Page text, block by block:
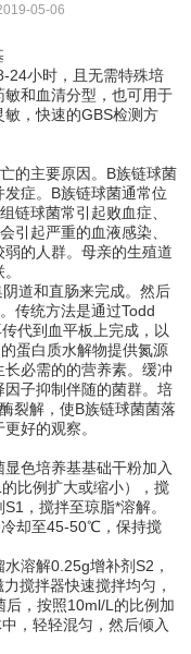
05-06
24小时，且无需特殊培
和血清分型，也可用于
，快速的GBS检测方
的主要原因。B族链球菌
症。B族链球菌通常位
链球菌常引起败血症、
引起严重的血液感染、
的人群。母亲的生殖道
道和直肠来完成。然后
传统方法是通过Todd
代到血平板上完成，以
蛋白质水解物提供氮源
必需的的营养素。缓冲
子抑制伴随的菌群。培
裂解，使B族链球菌菌落
好的观察。
色培养基基础干粉加入
比例扩大或缩小），搅
，搅拌至琼脂*溶解。
却至45-50℃，保持搅
溶解0.25g增补剂S2，
搅拌器快速搅拌均匀，
后，按照10ml/L的比例加
，轻轻混匀，然后倾入